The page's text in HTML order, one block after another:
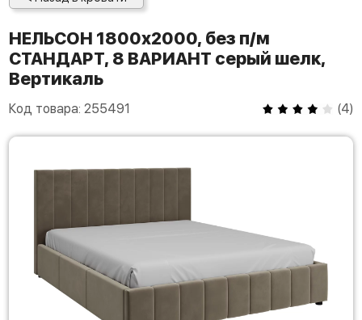
НЕЛЬСОН 1800х2000, без п/м
СТАНДАРТ, 8 ВАРИАНТ серый шелк,
Вертикаль
Код товара: 255491 (4)